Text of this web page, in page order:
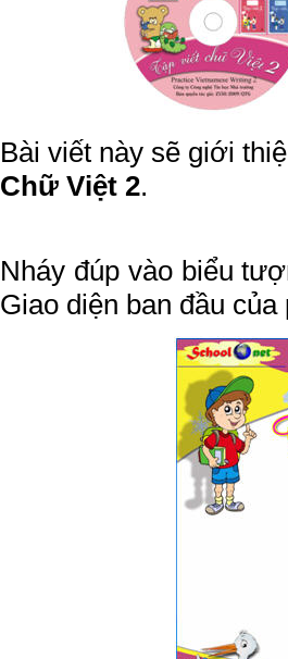
Bài viết này sẽ giới
Chữ Việt 2.
Nháy đúp vào biểu
Giao diện ban đầu